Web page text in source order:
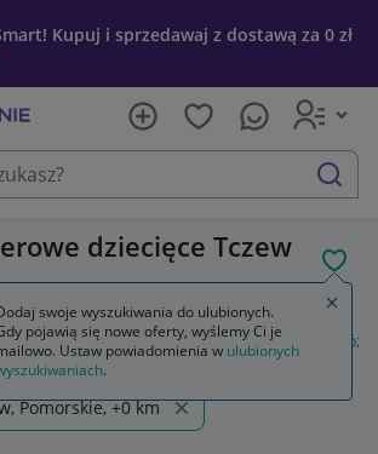
Kupuj i sprzedawaj z dostawą za 0 zł
szukaj
dziecięce Tczew
Dziecko Wózki Spacerowe
wkładka do wózka spacerowego
Pomorskie, +0 km
swoje wyszukiwania do ulubionych.
pojawią się nowe oferty, wyślemy Ci je
Ustaw powiadomienia w ulubionych
.